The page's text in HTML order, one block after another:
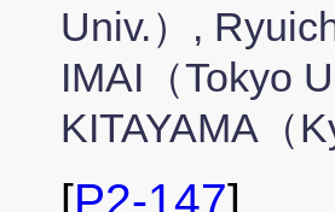
Univ.）,
IMAI（Tokyo
KITAYAMA（
[P2-147]